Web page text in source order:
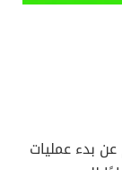
بدء عمليات